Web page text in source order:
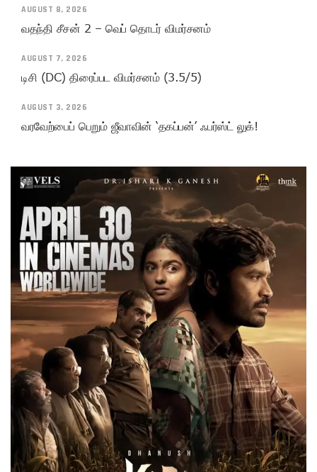
AUGUST 8, 2026
வதந்தி சீசன் 2 – வெப் தொடர் விமர்சனம்
AUGUST 7, 2026
டிசி (DC) திரைப்பட விமர்சனம் (3.5/5)
AUGUST 3, 2026
வரவேற்பைப் பெறும் ஜீவாவின் ‘தகப்பன்’ ஃபர்ஸ்ட் லுக்!